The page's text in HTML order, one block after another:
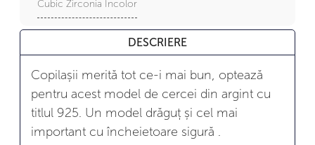
Cubic Zirconia Incolor
DESCRIERE
Copilașii merită tot ce-i mai bun, optează
pentru acest model de cercei din argint cu
titlul 925. Un model drăguț și cel mai
important cu încheietoare sigură .